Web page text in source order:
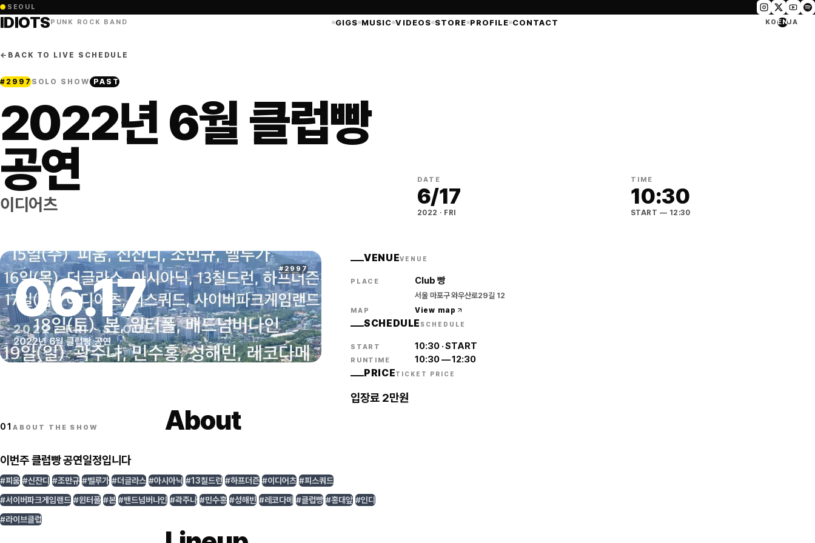
● SEOUL
IDIOTSPUNK ROCK BAND GIGS MUSIC VIDEOS STORE PROFILE CONTACT KO ENJA
← BACK TO LIVE SCHEDULE
# 2997SOLO SHOW PAST
2022년 6월 클럽빵
공연
이디어츠
DATE
6/17
2022 · FRI
TIME
10:30
START — 12:30
#2997
06.17
2022·FRI·SEOUL
2022년 6월 클럽빵 공연
VENUEVENUE
PLACE Club 빵
서울 마포구 와우산로29길 12
MAP View map
SCHEDULE SCHEDULE
START 10:30·START
RUNTIME 10:30—12:30
PRICETICKET PRICE
입장료 2만원
01ABOUT THE SHOW About
이번주 클럽빵 공연일정입니다
#피움 #신잔디 #조만규 #벨루가 #더글라스 #아시아닉 #13칠드런 #하프더즌 #이디어츠 #피스쿼드
#서이버파크게임랜드 #윈터폴 #본 #밴드넘버나인 #곽주나 #민수홍 #성해빈 #레코다메 #클럽빵 #홍대앞 #인디
#라이브클럽